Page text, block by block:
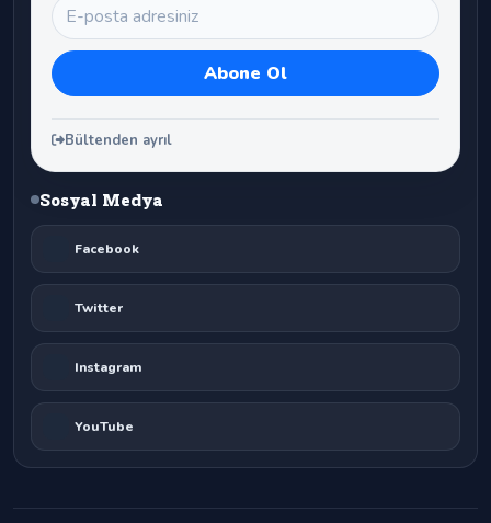
Bültenden ayrıl
Sosyal Medya
Facebook
Twitter
Instagram
YouTube